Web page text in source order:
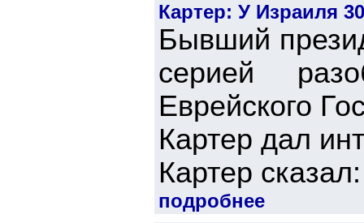
Картер: У Израиля
Бывший
серией
Еврейского
Картер дал
Картер
подробнее